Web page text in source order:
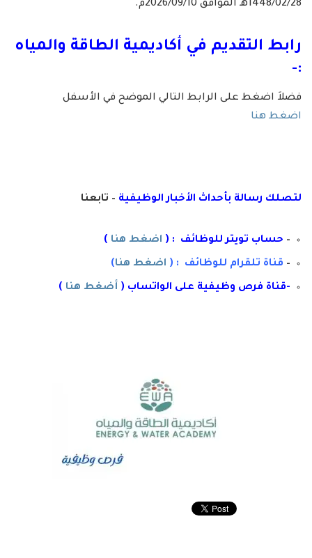
1448/02/28هـ الموافق 2026/09/10م.
رابط التقديم في أكاديمية الطاقة والمياه
:-
فضلاَ اضغط على الرابط التالي الموضح في الأسفل
اضغط هنا
لتصلك رسالة بأحداث الأخبار الوظيفية – تابعنا
– حساب تويتر للوظائف : ( اضغط هنا )
– قناة تلقرام للوظائف : ( اضغط هنا)
-قناة فرص وظيفية على الواتساب ( أضغط هنا )